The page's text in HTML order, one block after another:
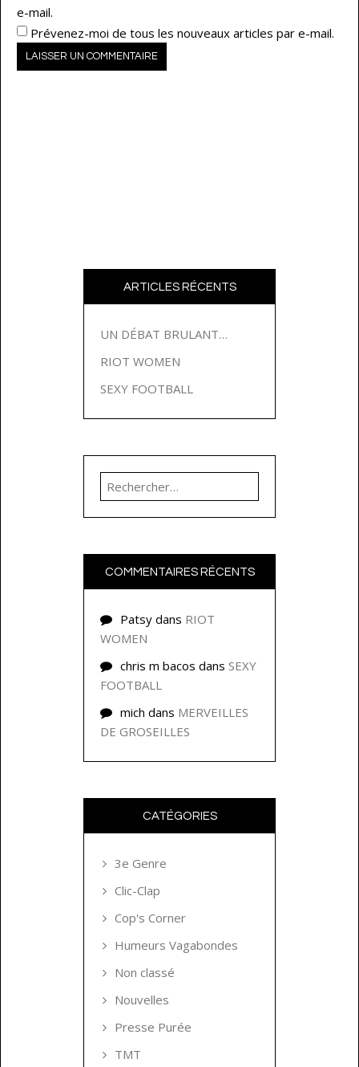
e-mail.
Prévenez-moi de tous les nouveaux articles par e-mail.
ARTICLES RÉCENTS
UN DÉBAT BRULANT…
RIOT WOMEN
SEXY FOOTBALL
Rechercher :
COMMENTAIRES RÉCENTS
Patsy dans RIOT
WOMEN
chris m bacos dans SEXY
FOOTBALL
mich dans MERVEILLES
DE GROSEILLES
CATÉGORIES
3e Genre
Clic-Clap
Cop's Corner
Humeurs Vagabondes
Non classé
Nouvelles
Presse Purée
TMT